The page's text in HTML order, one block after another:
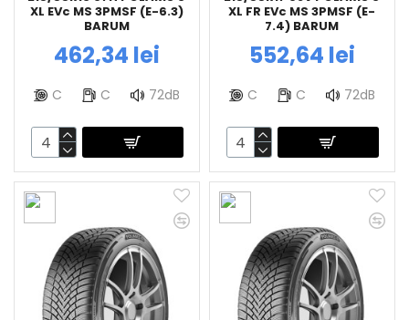
XL EVc MS 3PMSF (E-6.3)
BARUM
462,34 lei
C C 72dB
XL FR EVc MS 3PMSF (E-
7.4) BARUM
552,64 lei
C C 72dB